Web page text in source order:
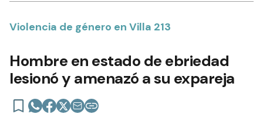
Violencia de género en Villa 213
Hombre en estado de ebriedad
lesionó y amenazó a su expareja